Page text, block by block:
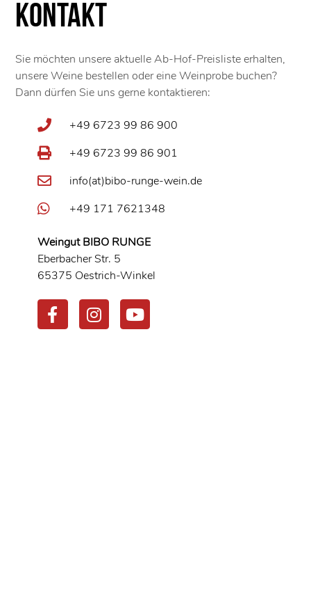
Kontakt
Sie möchten unsere aktuelle Ab-Hof-Preisliste erhalten,
unsere Weine bestellen oder eine Weinprobe buchen?
Dann dürfen Sie uns gerne kontaktieren:
+49 6723 99 86 900
+49 6723 99 86 901
info(at)bibo-runge-wein.de
+49 171 7621348
Weingut BIBO RUNGE
Eberbacher Str. 5
65375 Oestrich-Winkel